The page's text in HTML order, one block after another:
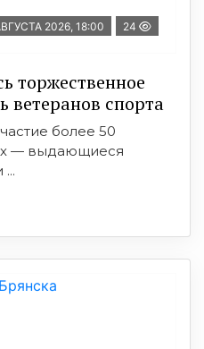
2026, 18:00 24
торжественное
ветеранов спорта
более 50
— выдающиеся